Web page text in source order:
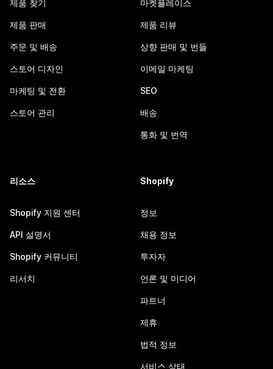
제품 찾기
제품 판매
주문 및 배송
스토어 디자인
마케팅 및 전환
스토어 관리
마켓플레이스
제품 리뷰
상향 판매 및 번들
이메일 마케팅
SEO
배송
통화 및 번역
리소스
Shopify 지원 센터
API 설명서
Shopify 커뮤니티
리서치
Shopify
정보
채용 정보
투자자
언론 및 미디어
파트너
제휴
법적 정보
서비스 상태